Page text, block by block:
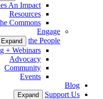
An Impact
Resources
Commons
Engage
the People
Expand
+ Webinars
Advocacy
Community
Events
Blog
Support Us
Expand